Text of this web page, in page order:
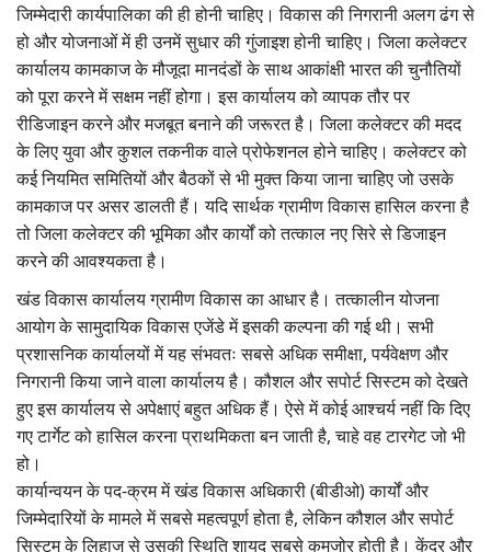
जिम्मेदारी कार्यपालिका की ही होनी चाहिए। विकास की निगरानी अलग ढंग से
हो और योजनाओं में ही उनमें सुधार की गुंजाइश होनी चाहिए। जिला कलेक्टर
कार्यालय कामकाज के मौजूदा मानदंडों के साथ आकांक्षी भारत की चुनौतियों
को पूरा करने में सक्षम नहीं होगा। इस कार्यालय को व्यापक तौर पर
रीडिजाइन करने और मजबूत बनाने की जरूरत है। जिला कलेक्टर की मदद
के लिए युवा और कुशल तकनीक वाले प्रोफेशनल होने चाहिए। कलेक्टर को
कई नियमित समितियों और बैठकों से भी मुक्त किया जाना चाहिए जो उसके
कामकाज पर असर डालती हैं। यदि सार्थक ग्रामीण विकास हासिल करना है
तो जिला कलेक्टर की भूमिका और कार्यों को तत्काल नए सिरे से डिजाइन
करने की आवश्यकता है।
खंड विकास कार्यालय ग्रामीण विकास का आधार है। तत्कालीन योजना
आयोग के सामुदायिक विकास एजेंडे में इसकी कल्पना की गई थी। सभी
प्रशासनिक कार्यालयों में यह संभवतः सबसे अधिक समीक्षा, पर्यवेक्षण और
निगरानी किया जाने वाला कार्यालय है। कौशल और सपोर्ट सिस्टम को देखते
हुए इस कार्यालय से अपेक्षाएं बहुत अधिक हैं। ऐसे में कोई आश्चर्य नहीं कि दिए
गए टार्गेट को हासिल करना प्राथमिकता बन जाती है, चाहे वह टारगेट जो भी
हो।
कार्यान्वयन के पद-क्रम में खंड विकास अधिकारी (बीडीओ) कार्यों और
जिम्मेदारियों के मामले में सबसे महत्वपूर्ण होता है, लेकिन कौशल और सपोर्ट
सिस्टम के लिहाज से उसकी स्थिति शायद सबसे कमजोर होती है। केंद्र और